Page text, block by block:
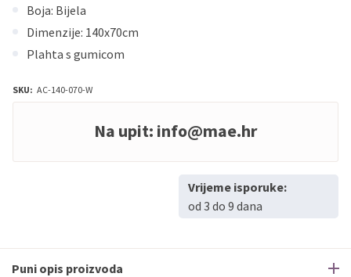
Boja: Bijela
Dimenzije: 140x70cm
Plahta s gumicom
SKU: AC-140-070-W
Na upit: info@mae.hr
Vrijeme isporuke:
od 3 do 9 dana
Puni opis proizvoda